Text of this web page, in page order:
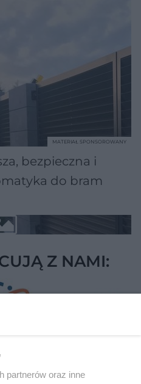
bezpieczna i
do bram
MATERIAŁ SPONSOROWANY
Z NAMI:
partnerów oraz inne